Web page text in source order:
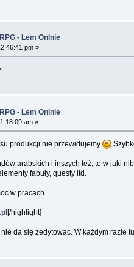
- Lem Onlnie
pm »
- Lem Onlnie
am »
produkcji nie przewidujemy
arabskich i inszych też, to w jaki
fabuły, questy itd.
w pracach...
[/highlight]
da się zedytowac. W każdym razie